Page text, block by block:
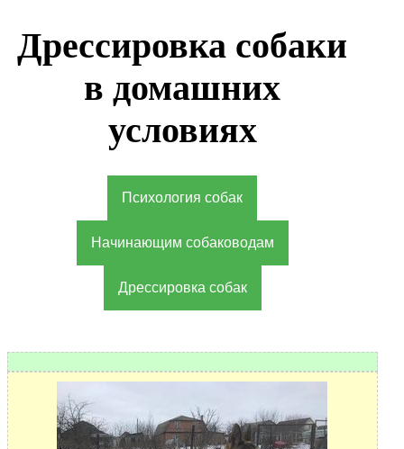
Дрессировка собаки
в домашних
условиях
Психология собак
Начинающим собаководам
Дрессировка собак